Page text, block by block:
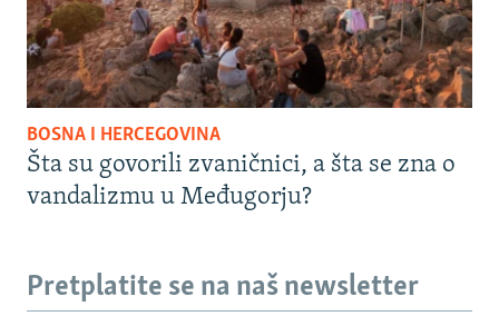
BOSNA I HERCEGOVINA
Šta su govorili zvaničnici, a šta se zna o
vandalizmu u Međugorju?
Pretplatite se na naš newsletter